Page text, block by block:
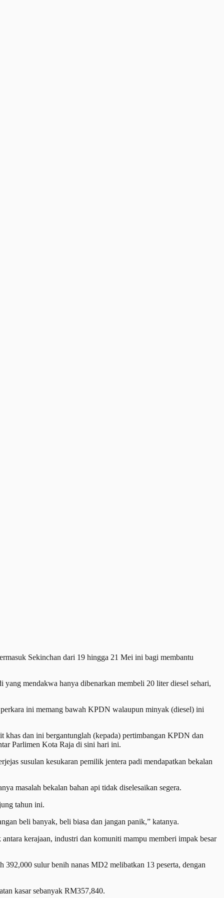
Sekinchan dari 19 hingga 21 Mei ini bagi membantu
mendakwa hanya dibenarkan membeli 20 liter diesel sehari,
ini memang bawah KPDN walaupun minyak (diesel) ini
dan ini bergantunglah (kepada) pertimbangan KPDN dan
Parlimen Kota Raja di sini hari ini.
susulan kesukaran pemilik jentera padi mendapatkan bekalan
masalah bekalan bahan api tidak diselesaikan segera.
tahun ini.
beli banyak, beli biasa dan jangan panik,” katanya.
kerajaan, industri dan komuniti mampu memberi impak besar
sulur benih nanas MD2 melibatkan 13 peserta, dengan
kasar sebanyak RM357,840.